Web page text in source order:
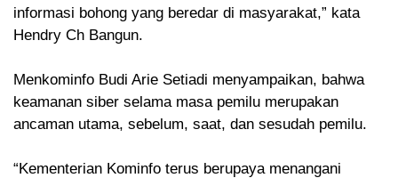
informasi bohong yang beredar di masyarakat,” kata
Hendry Ch Bangun.
Menkominfo Budi Arie Setiadi menyampaikan, bahwa
keamanan siber selama masa pemilu merupakan
ancaman utama, sebelum, saat, dan sesudah pemilu.
“Kementerian Kominfo terus berupaya menangani